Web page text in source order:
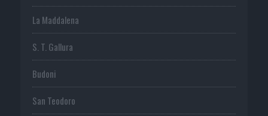
La Maddalena
S. T. Gallura
Budoni
San Teodoro